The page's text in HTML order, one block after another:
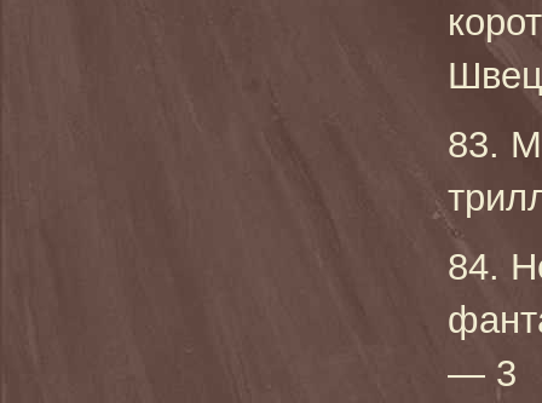
83.
84.
— 3